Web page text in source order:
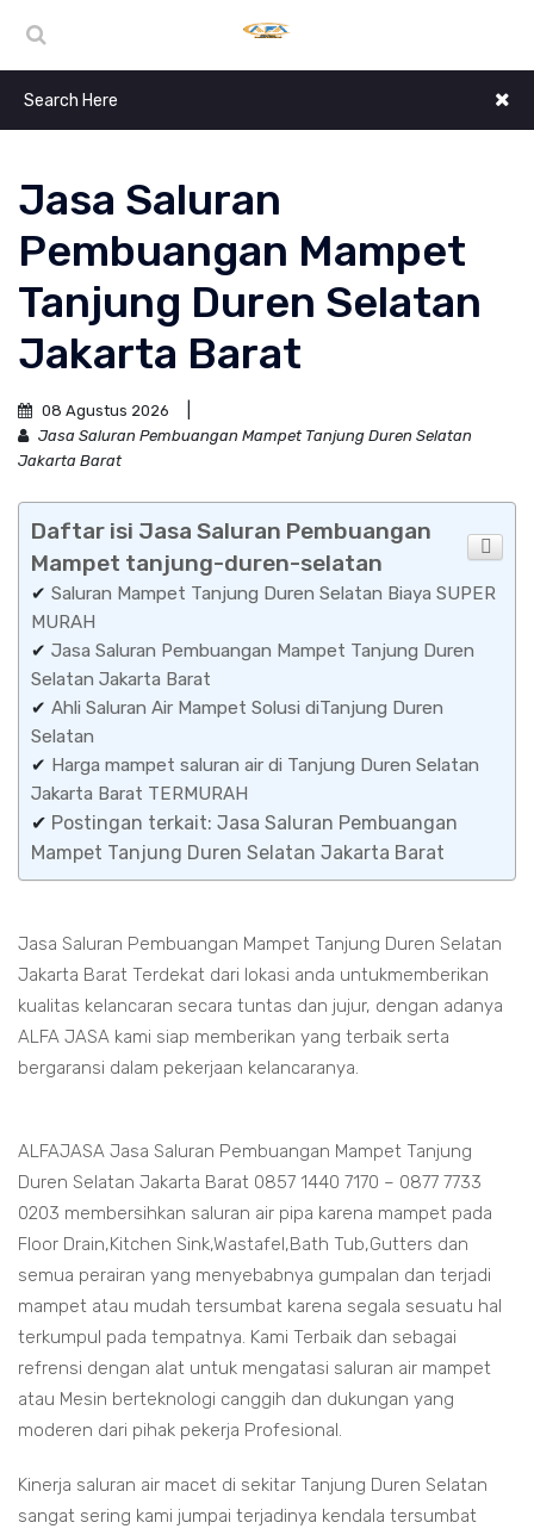
Jasa Saluran
Pembuangan Mampet
Tanjung Duren Selatan
Jakarta Barat
08 Agustus 2026
Jasa Saluran Pembuangan Mampet Tanjung Duren Selatan
Jakarta Barat
Daftar isi Jasa Saluran Pembuangan
Mampet tanjung-duren-selatan
✔ Saluran Mampet Tanjung Duren Selatan Biaya SUPER
MURAH
✔ Jasa Saluran Pembuangan Mampet Tanjung Duren
Selatan Jakarta Barat
✔ Ahli Saluran Air Mampet Solusi diTanjung Duren
Selatan
✔ Harga mampet saluran air di Tanjung Duren Selatan
Jakarta Barat TERMURAH
✔ Postingan terkait: Jasa Saluran Pembuangan
Mampet Tanjung Duren Selatan Jakarta Barat
Jasa Saluran Pembuangan Mampet Tanjung Duren Selatan
Jakarta Barat Terdekat dari lokasi anda untukmemberikan
kualitas kelancaran secara tuntas dan jujur, dengan adanya
ALFA JASA kami siap memberikan yang terbaik serta
bergaransi dalam pekerjaan kelancaranya.
ALFAJASA Jasa Saluran Pembuangan Mampet Tanjung
Duren Selatan Jakarta Barat 0857 1440 7170 – 0877 7733
0203 membersihkan saluran air pipa karena mampet pada
Floor Drain,Kitchen Sink,Wastafel,Bath Tub,Gutters dan
semua perairan yang menyebabnya gumpalan dan terjadi
mampet atau mudah tersumbat karena segala sesuatu hal
terkumpul pada tempatnya. Kami Terbaik dan sebagai
refrensi dengan alat untuk mengatasi saluran air mampet
atau Mesin berteknologi canggih dan dukungan yang
moderen dari pihak pekerja Profesional.
Kinerja saluran air macet di sekitar Tanjung Duren Selatan
sangat sering kami jumpai terjadinya kendala tersumbat